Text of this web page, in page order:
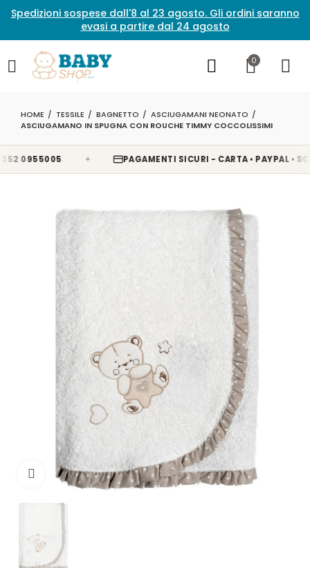
Spedizioni sospese dall'8 al 23 agosto. Gli ordini saranno
evasi a partire dal 24 agosto
0
HOME TESSILE BAGNETTO
ASCIUGAMANI NEONATO
ASCIUGAMANO IN SPUGNA CON ROUCHE TIMMY COCCOLISSIMI
0955005 PAGAMENTI SICURI - CARTA • PAYPAL •
Clicca per ingrandire